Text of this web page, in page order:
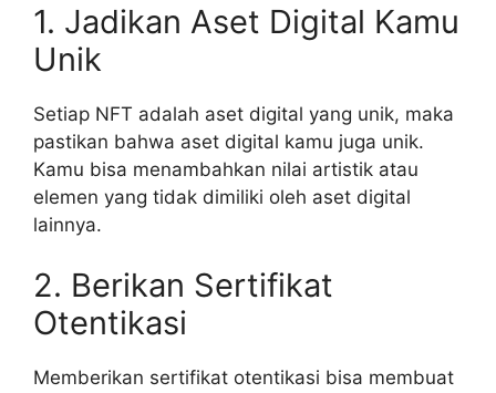
1. Jadikan Aset Digital Kamu
Unik
Setiap NFT adalah aset digital yang unik, maka
pastikan bahwa aset digital kamu juga unik.
Kamu bisa menambahkan nilai artistik atau
elemen yang tidak dimiliki oleh aset digital
lainnya.
2. Berikan Sertifikat
Otentikasi
Memberikan sertifikat otentikasi bisa membuat